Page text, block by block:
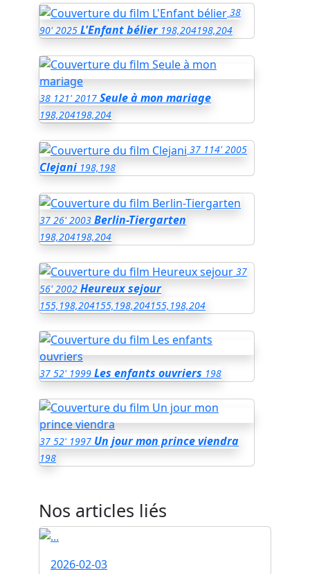
38
90' 2025 L'Enfant bélier 198,204198,204
38 121' 2017 Seule à mon mariage
198,204198,204
37 114' 2005
Clejani 198,198
37 26' 2003 Berlin-Tiergarten
198,204198,204
37
56' 2002 Heureux sejour
155,198,204155,198,204155,198,204
37 52' 1999 Les enfants ouvriers 198
37 52' 1997 Un jour mon prince viendra
198
Nos articles liés
2026-02-03